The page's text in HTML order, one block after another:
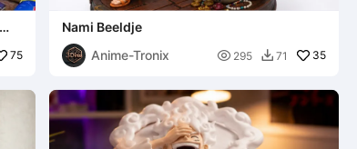
75
Nami Beeldje
Anime-Tronix
 295  71 35